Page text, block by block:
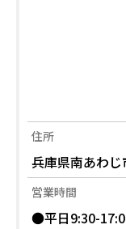
住所
兵庫県南あわ
営業時間
●平日9:30-